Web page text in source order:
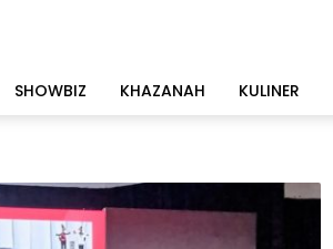
SHOWBIZ KHAZANAH KULINER